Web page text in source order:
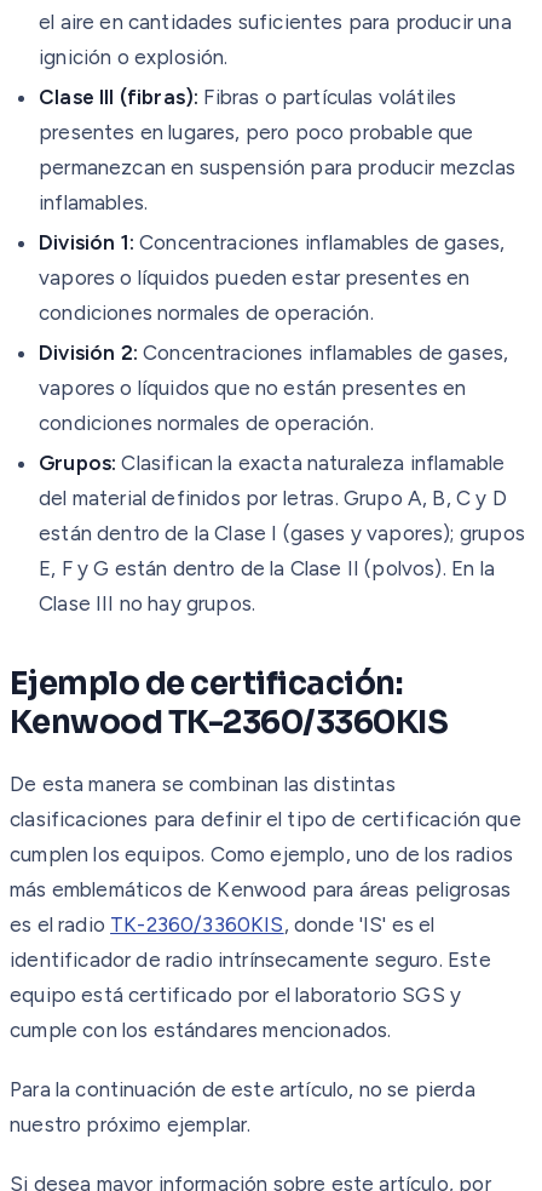
el aire en cantidades suficientes para producir una
ignición o explosión.
Clase III (fibras): Fibras o partículas volátiles
presentes en lugares, pero poco probable que
permanezcan en suspensión para producir mezclas
inflamables.
División 1: Concentraciones inflamables de gases,
vapores o líquidos pueden estar presentes en
condiciones normales de operación.
División 2: Concentraciones inflamables de gases,
vapores o líquidos que no están presentes en
condiciones normales de operación.
Grupos: Clasifican la exacta naturaleza inflamable
del material definidos por letras. Grupo A, B, C y D
están dentro de la Clase I (gases y vapores); grupos
E, F y G están dentro de la Clase II (polvos). En la
Clase III no hay grupos.
Ejemplo de certificación:
Kenwood TK-2360/3360KIS
De esta manera se combinan las distintas
clasificaciones para definir el tipo de certificación que
cumplen los equipos. Como ejemplo, uno de los radios
más emblemáticos de Kenwood para áreas peligrosas
es el radio TK-2360/3360KIS, donde 'IS' es el
identificador de radio intrínsecamente seguro. Este
equipo está certificado por el laboratorio SGS y
cumple con los estándares mencionados.
Para la continuación de este artículo, no se pierda
nuestro próximo ejemplar.
Si desea mayor información sobre este artículo, por